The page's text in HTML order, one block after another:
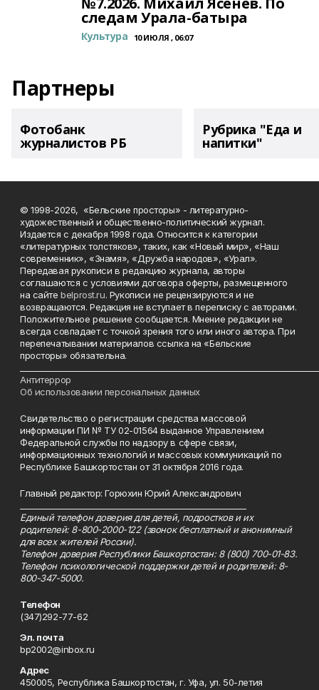
следам Урала-батыра
Культура 10 ИЮЛЯ , 06:07
Партнеры
Фотобанк
журналистов РБ
Рубрика "Еда и
напитки"
© 1998-2026, «Бельские просторы» - литературно-
художественный и общественно-политический журнал.
Издается с декабря 1998 года. Относится к категории
«литературных толстяков», таких, как «Новый мир», «Наш
современник», «Знамя», «Дружба народов», «Урал».
Передавая рукописи в редакцию журнала, авторы
соглашаются с условиями договора оферты, размещенного
на сайтеbelprost.ru. Рукописи не рецензируются и не
возвращаются. Редакция не вступает в переписку с авторами.
Положительное решение сообщается. Мнение редакции не
всегда совпадает с точкой зрения того или иного автора. При
перепечатывании материалов ссылка на «Бельские
просторы» обязательна.
Антитеррор
Об использовании персональных данных
Свидетельство о регистрации средства массовой
информации ПИ № ТУ 02-01564 выданное Управлением
Федеральной службы по надзору в сфере связи,
информационных технологий и массовых коммуникаций по
Республике Башкортостан от 31 октября 2016 года.
Главный редактор: Горюхин Юрий Александрович
Единый телефон доверия для детей, подростков и их
родителей: 8-800-2000-122 (звонок бесплатный и анонимный
для всех жителей России).
Телефон доверия Республики Башкортостан: 8 (800) 700-01-83.
Телефон психологической поддержки детей и родителей: 8-
800-347-5000.
Телефон
(347)292-77-62
Эл. почта
bp2002@inbox.ru
Адрес
450005, Республика Башкортостан, г. Уфа, ул. 50-летия